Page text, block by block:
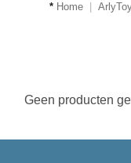
* Home
Geen producten